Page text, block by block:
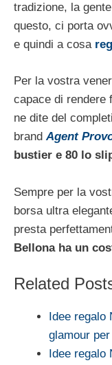
tradizione, la
questo, ci porta
e quindi a cosa
Per la vostra
capace di rendere
ne dite del
brand Agent
bustier e 80 lo
Sempre per la
borsa ultra
presta
Bellona ha un
Related
Idee regalo
glamour per
Idee regalo